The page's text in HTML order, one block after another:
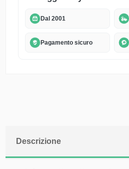
Dal 2001
Pagamento sicuro
Descrizione